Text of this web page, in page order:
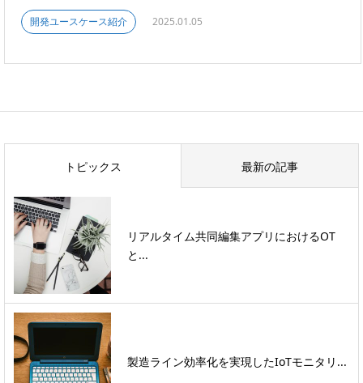
開発ユースケース紹介 2025.01.05
トピックス 最新の記事
リアルタイム共同編集アプリにおけるOT
と...
製造ライン効率化を実現したIoTモニタリ...